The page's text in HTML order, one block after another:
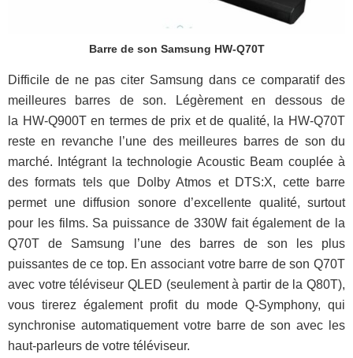
Barre de son Samsung HW-Q70T
Difficile de ne pas citer Samsung dans ce comparatif des
meilleures barres de son. Légèrement en dessous de
la HW-Q900T en termes de prix et de qualité, la HW-Q70T
reste en revanche l’une des meilleures barres de son du
marché. Intégrant la technologie Acoustic Beam couplée à
des formats tels que Dolby Atmos et DTS:X, cette barre
permet une diffusion sonore d’excellente qualité, surtout
pour les films. Sa puissance de 330W fait également de la
Q70T de Samsung l’une des barres de son les plus
puissantes de ce top. En associant votre barre de son Q70T
avec votre téléviseur QLED (seulement à partir de la Q80T),
vous tirerez également profit du mode Q-Symphony, qui
synchronise automatiquement votre barre de son avec les
haut-parleurs de votre téléviseur.